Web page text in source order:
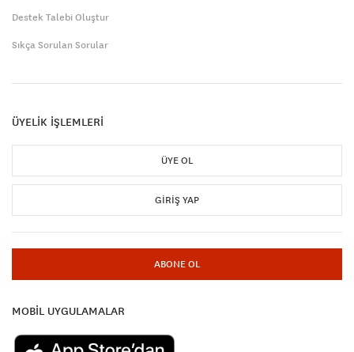
Destek Talebi Oluştur
Sıkça Sorulan Sorular
ÜYELİK İŞLEMLERİ
ÜYE OL
GIRIŞ YAP
ABONE OL
MOBİL UYGULAMALAR